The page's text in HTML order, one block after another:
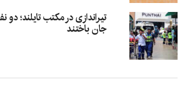
تیراندازی در مکتب تایلند؛ دو
جان باختند